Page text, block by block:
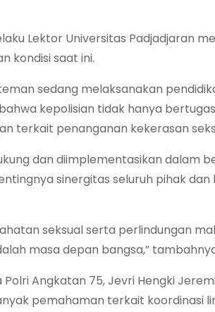
Lektor Universitas Padjadjaran
kondisi saat ini.
sedang melaksanakan
kepolisian tidak hanya
terkait penanganan kekerasan
dan diimplementasikan dalam
sinergitas seluruh pihak
seksual serta perlindungan
masa depan bangsa,”
Angkatan 75, Jevri Hengki
pemahaman terkait koordinasi